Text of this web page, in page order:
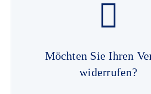
Möchten Sie Ihren
widerrufen?